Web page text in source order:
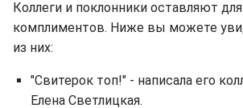
Коллеги и поклонники оставляют
комплиментов. Ниже вы можете
из них:
"Свитерок топ!" - написала его
Елена Светлицкая.